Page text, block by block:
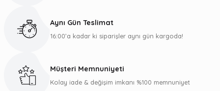
Gönder
Aynı Gün Teslimat
16:00’a kadar ki siparişler aynı gün kargoda!
Müşteri Memnuniyeti
Kolay iade & değişim imkanı %100 memnuniyet